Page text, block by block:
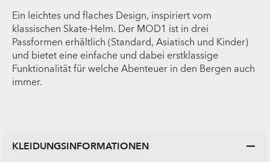
Ein leichtes und flaches Design, inspiriert vom
klassischen Skate-Helm. Der MOD1 ist in drei
Passformen erhältlich (Standard, Asiatisch und Kinder)
und bietet eine einfache und dabei erstklassige
Funktionalität für welche Abenteuer in den Bergen auch
immer.
KLEIDUNGSINFORMATIONEN